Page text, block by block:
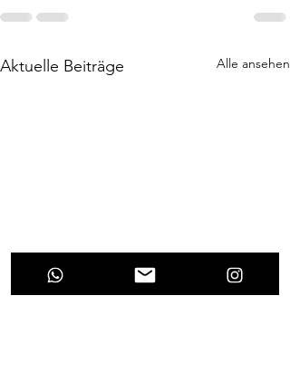
Aktuelle Beiträge Alle ansehen